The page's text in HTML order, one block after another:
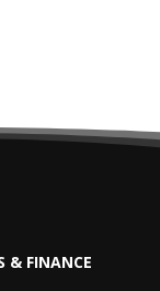
& FINANCE